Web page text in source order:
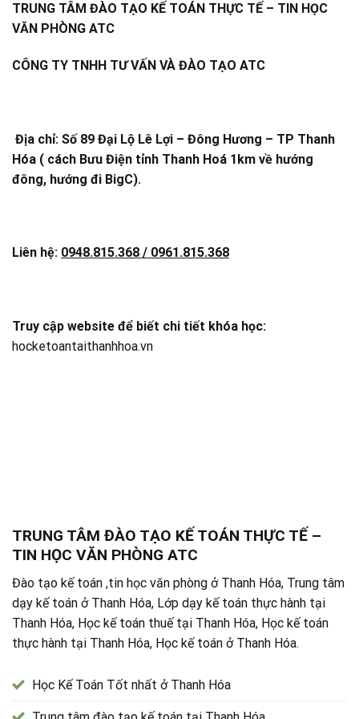
TRUNG TÂM ĐÀO TẠO KẾ TOÁN THỰC TẾ – TIN HỌC
VĂN PHÒNG ATC
CÔNG TY TNHH TƯ VẤN VÀ ĐÀO TẠO ATC
Địa chỉ: Số 89 Đại Lộ Lê Lợi – Đông Hương – TP Thanh
Hóa ( cách Bưu Điện tỉnh Thanh Hoá 1km về hướng
đông, hướng đi BigC).
Liên hệ: 0948.815.368 / 0961.815.368
Truy cập website để biết chi tiết khóa học:
hocketoantaithanhhoa.vn
TRUNG TÂM ĐÀO TẠO KẾ TOÁN THỰC TẾ –
TIN HỌC VĂN PHÒNG ATC
Đào tạo kế toán ,tin học văn phòng ở Thanh Hóa, Trung tâm
dạy kế toán ở Thanh Hóa, Lớp dạy kế toán thực hành tại
Thanh Hóa, Học kế toán thuế tại Thanh Hóa, Học kế toán
thực hành tại Thanh Hóa, Học kế toán ở Thanh Hóa.
Học Kế Toán Tốt nhất ở Thanh Hóa